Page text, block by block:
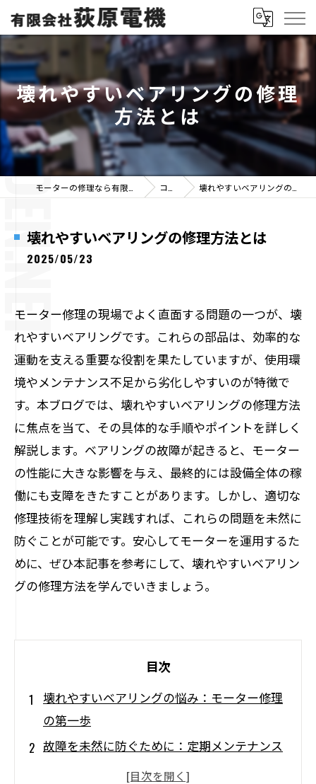
壊れやすいベアリングの修理
方法とは
コラム 壊れやすいベアリングの修理方法とは
壊れやすいベアリングの修理方法とは
2025/05/23
モーター修理の現場でよく直面する問題の一つが、壊
れやすいベアリングです。これらの部品は、効率的な
運動を支える重要な役割を果たしていますが、使用環
境やメンテナンス不足から劣化しやすいのが特徴で
す。本ブログでは、壊れやすいベアリングの修理方法
に焦点を当て、その具体的な手順やポイントを詳しく
解説します。ベアリングの故障が起きると、モーター
の性能に大きな影響を与え、最終的には設備全体の稼
働にも支障をきたすことがあります。しかし、適切な
修理技術を理解し実践すれば、これらの問題を未然に
防ぐことが可能です。安心してモーターを運用するた
めに、ぜひ本記事を参考にして、壊れやすいベアリン
グの修理方法を学んでいきましょう。
目次
壊れやすいベアリングの悩み：モーター修理
の第一歩
故障を未然に防ぐために：定期メンテナンス